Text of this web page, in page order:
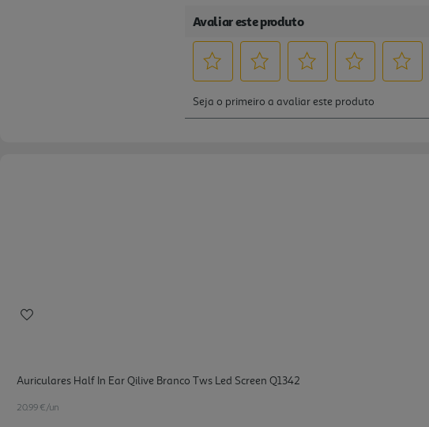
Auriculares Half In Ear Qilive Branco Tws Led Screen Q1342
20.99 €/un